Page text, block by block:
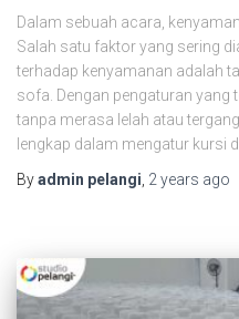
Dalam sebuah acara,
Salah satu faktor yang sering
terhadap kenyamanan adalah
sofa. Dengan pengaturan yang
tanpa merasa lelah atau
lengkap dalam mengatur kursi
Byadmin pelangi, 2 years ago